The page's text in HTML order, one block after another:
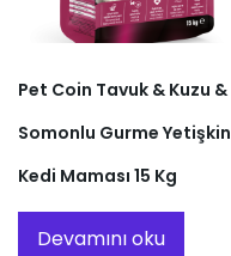
Pet Coin Tavuk & Kuzu &
Somonlu Gurme Yetişkin
Kedi Maması 15 Kg
Devamını oku